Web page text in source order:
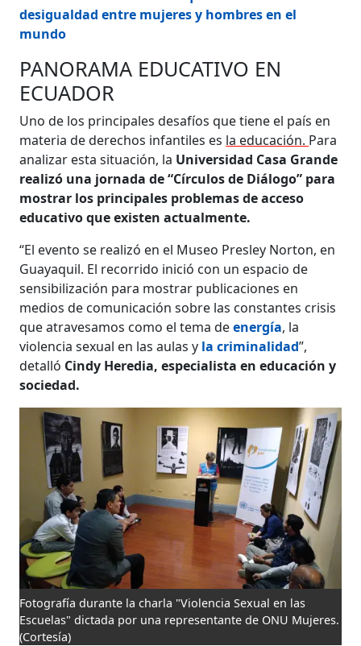
desigualdad entre mujeres y hombres en el
mundo
PANORAMA EDUCATIVO EN
ECUADOR
Uno de los principales desafíos que tiene el país en
materia de derechos infantiles es la educación. Para
analizar esta situación, la Universidad Casa Grande
realizó una jornada de “Círculos de Diálogo” para
mostrar los principales problemas de acceso
educativo que existen actualmente.
“El evento se realizó en el Museo Presley Norton, en
Guayaquil. El recorrido inició con un espacio de
sensibilización para mostrar publicaciones en
medios de comunicación sobre las constantes crisis
que atravesamos como el tema deenergía, la
violencia sexual en las aulas y la criminalidad”,
detalló Cindy Heredia, especialista en educación y
sociedad.
Fotografía durante la charla "Violencia Sexual en las
Escuelas" dictada por una representante de ONU Mujeres.
(Cortesía)